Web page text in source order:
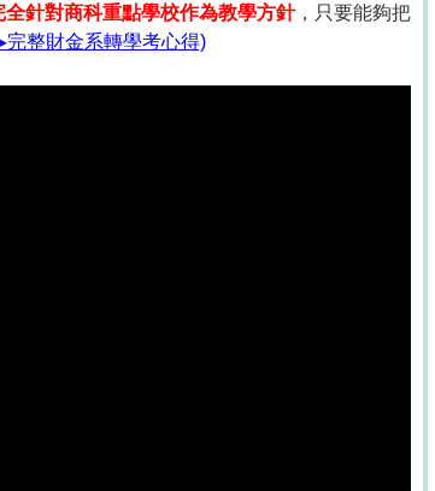
針對商科重點學校作為教學方針，只要能夠把
完整財金系轉學考心得)